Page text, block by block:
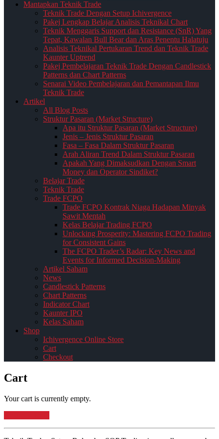
Mantapkan Teknik Trade
Teknik Trade Dengan Setup Ichivergence
Pakej Lengkap Belajar Analisis Teknikal Chart
Teknik Menggaris Support dan Resistance (SnR) Yang
Tepat, Kawalan Bull Bear dan Aras Penentu Halatuju
Analisis Teknikal Pertukaran Trend dan Teknik Trade
Kaunter Uptrend
Pakej Pembelajaran Teknik Trade Dengan Candlestick
Patterns dan Chart Patterns
Senarai Video Pembelajaran dan Pemantapan Ilmu
Teknik Trade
Artikel
All Blog Posts
Struktur Pasaran (Market Structure)
Apa itu Struktur Pasaran (Market Structure)
Jenis – Jenis Struktur Pasaran
Fasa – Fasa Dalam Struktur Pasaran
Arah Aliran Trend Dalam Struktur Pasaran
Apakah Yang Dimaksudkan Dengan Smart
Money dan Operator Sindiket?
Belajar Trade
Teknik Trade
Trade FCPO
Trade FCPO Kontrak Niaga Hadapan Minyak
Sawit Mentah
Kelas Belajar Trading FCPO
Unlocking Prosperity: Mastering FCPO Trading
for Consistent Gains
The FCPO Trader’s Radar: Key News and
Events for Informed Decision-Making
Artikel Saham
News
Candlestick Patterns
Chart Patterns
Indicator Chart
Kaunter IPO
Kelas Saham
Shop
Ichivergence Online Store
Cart
Checkout
Cart
Your cart is currently empty.